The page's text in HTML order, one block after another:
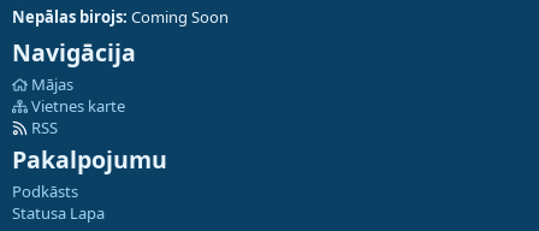
Nepālas birojs: Coming Soon
Navigācija
Mājas
Vietnes karte
RSS
Pakalpojumu
Podkāsts
Statusa Lapa